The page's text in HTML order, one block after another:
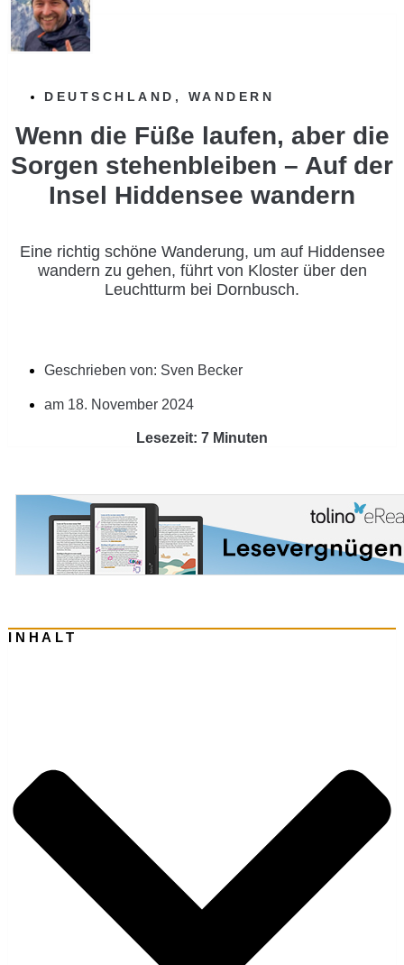
DEUTSCHLAND , WANDERN
Wenn die Füße laufen, aber die
Sorgen stehenbleiben – Auf der
Insel Hiddensee wandern
Eine richtig schöne Wanderung, um auf Hiddensee
wandern zu gehen, führt von Kloster über den
Leuchtturm bei Dornbusch.
Geschrieben von: Sven Becker
am 18. November 2024
Lesezeit: 7 Minuten
INHALT